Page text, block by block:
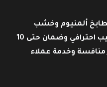
ألمنيوم وخشب
حسب المقاس والتصميم، تركيب احترافي وضمان حتى 10
وخدمة عملاء